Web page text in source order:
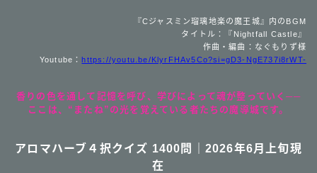
『Cジャスミン瑠璃地楽の魔王城』内のBGM
タイトル：『Nightfall Castle』
作曲・編曲：なぐもりず様
Youtube：https://youtu.be/KlyrFHAv5Co?si=gD3-NgE737i8rWT-
香りの色を通して記憶を呼び、学びによって魂が整っていく──
ここは、“またね”の光を覚えている者たちの魔導城です。
アロマハーブ４択クイズ 1400問｜2026年6月上旬現
在